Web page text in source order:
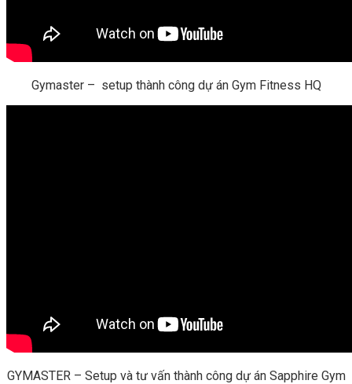
Gymaster – setup thành công dự án Gym Fitness HQ
GYMASTER – Setup và tư vấn thành công dự án Sapphire Gym